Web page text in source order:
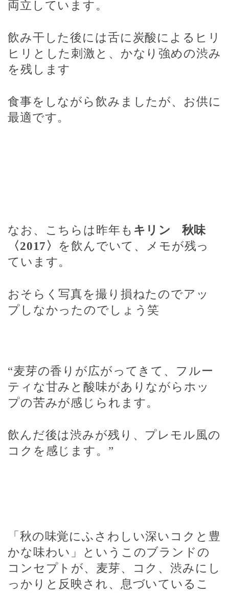
両立しています。
飲み干した後には舌に炭酸によるヒリ
ヒリとした刺激と、かなり強めの渋み
を残します
食事をしながら飲みましたが、お供に
最適です。
なお、こちらは昨年も キリン
秋味
〈 2017 〉 を飲んでいて、メモが残っ
ています。
おそらく写真を撮り損ねたのでアッ
プしなかったのでしょう笑
“麦芽の香りが広がってきて、フルー
ティな甘みと酸味がありながらホッ
プの苦みが感じられます。
飲んだ後は渋みが残り、プレモル風の
コクを感じます。”
「秋の味覚にふさわしい深いコクと豊
かな味わい」というこのブランドの
コンセプトが、麦芽、コク、渋みにし
っかりと反映され、息づいているこ